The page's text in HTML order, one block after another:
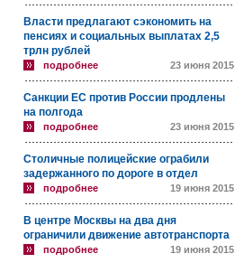
Власти предлагают сэкономить на
пенсиях и социальных выплатах 2,5
трлн рублей
подробнее 23 июня 2015
Санкции ЕС против России продлены
на полгода
подробнее 23 июня 2015
Столичные полицейские ограбили
задержанного по дороге в отдел
подробнее 19 июня 2015
В центре Москвы на два дня
ограничили движение автотранспорта
подробнее 19 июня 2015